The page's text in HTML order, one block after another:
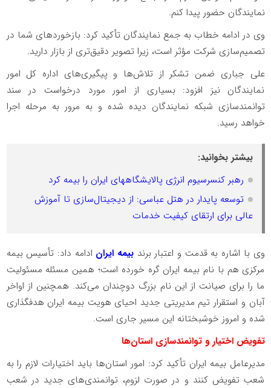
نمایندگان حضور پیدا کنم.
وی در ادامه خطاب به جمع نمایندگان تأکید کرد: بازخوردهای شما در
تصمیم‌سازی شرکت مؤثر است، زیرا تصویر دقیق‌تری از بازار دارید.
علی جباری ضمن تشکر از تلاش‌ها و پیگیری‌های اداره کل امور
نمایندگان نیز افزود: بسیاری از امور مورد درخواست در سند
توانمندسازی شبکه نمایندگان دیده شده و به مرور به مرحله اجرا
خواهد رسید.
بیشتر بخوانید:
رهبر کنسرسیوم انرژی پالایشگاههای ایران را بیمه کرد
توسعه پایدار در هتل عباسی: از دیجیتال‌سازی تا آموزش
عالی برای ارتقای کیفیت خدمات
وی با اشاره به قدمت و اعتبار برند بیمه ایران ادامه داد: تأسیس بیمه
مرکزی هم با نام بیمه ایران گره خورده است؛ همین مسئله مسئولیت
ما را برای صیانت از این نام بزرگ دوچندان می‌کند. همچنین از اواخر
آبان و استقرار تیم مدیریتی جدید احیای هویت بیمه ایران هدفگذاری
شده و امروز خوشبختانه این مسیر جاری است.
تفویض اختیار و توانمندسازی استان‌ها
مدیرعامل بیمه ایران تأکید کرد: امور استان‌ها باید اختیارات لازم را به
شعب تفویض کنند و در صورت لزوم، توانمندی‌های جدید در شعب